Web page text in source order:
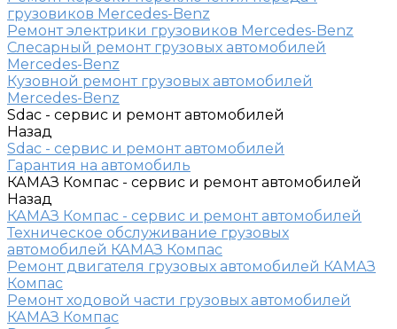
грузовиков Mercedes-Benz
Ремонт электрики грузовиков Mercedes-Benz
Слесарный ремонт грузовых автомобилей
Mercedes-Benz
Кузовной ремонт грузовых автомобилей
Mercedes-Benz
Sdac - сервис и ремонт автомобилей
Назад
Sdac - сервис и ремонт автомобилей
Гарантия на автомобиль
КАМАЗ Компас - сервис и ремонт автомобилей
Назад
КАМАЗ Компас - сервис и ремонт автомобилей
Техническое обслуживание грузовых
автомобилей КАМАЗ Компас
Ремонт двигателя грузовых автомобилей КАМАЗ
Компас
Ремонт ходовой части грузовых автомобилей
КАМАЗ Компас